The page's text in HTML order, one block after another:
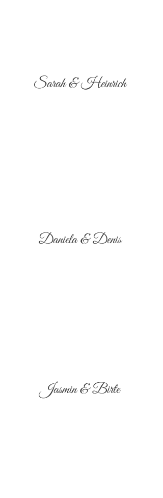
Sarah & Heinrich
Daniela & Denis
Jasmin & Birte